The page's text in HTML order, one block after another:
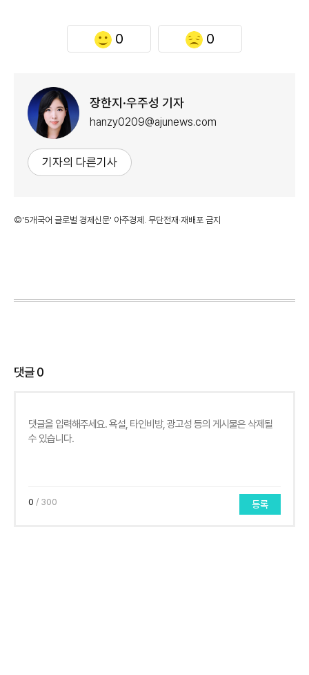
0 0
장한지·우주성 기자
hanzy0209@ajunews.com
기자의 다른기사
©'5개국어 글로벌 경제신문' 아주경제. 무단전재·재배포 금지
댓글0
0 / 300 등록